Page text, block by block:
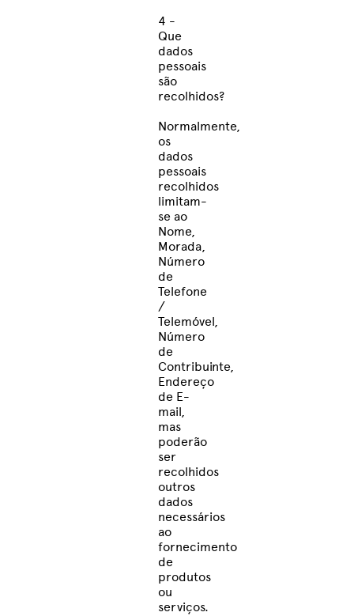
4 -
Que
dados
pessoais
são
recolhidos?
Normalmente,
os
dados
pessoais
recolhidos
limitam-
se ao
Nome,
Morada,
Número
de
Telefone
/
Telemóvel,
Número
de
Contribuinte,
Endereço
de E-
mail,
mas
poderão
ser
recolhidos
outros
dados
necessários
ao
fornecimento
de
produtos
ou
serviços.